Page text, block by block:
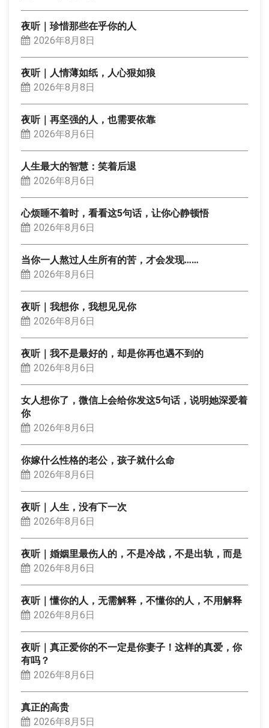
夜听｜珍惜那些在乎你的人
2026年8月8日
夜听｜人情薄如纸，人心狠如狼
2026年8月8日
夜听｜再坚强的人，也需要依靠
2026年8月6日
人生最大的智慧：笑着后退
2026年8月6日
心烦睡不着时，看看这5句话，让你心静顿悟
2026年8月6日
当你一人熬过人生所有的苦，才会发现……
2026年8月6日
夜听｜我想你，我想见见你
2026年8月6日
夜听｜我不是最好的，却是你再也遇不到的
2026年8月6日
女人想你了，微信上会给你发这5句话，说明她深爱着
你
2026年8月6日
你嫁什么性格的老公，孩子就什么命
2026年8月6日
夜听｜人生，没有下一次
2026年8月6日
夜听｜婚姻里最伤人的，不是冷战，不是出轨，而是
2026年8月6日
夜听｜懂你的人，无需解释，不懂你的人，不用解释
2026年8月6日
夜听｜真正爱你的不一定是你妻子！这样的真爱，你
有吗？
2026年8月6日
真正的高贵
2026年8月5日